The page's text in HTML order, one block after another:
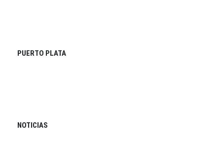
PUERTO PLATA
NOTICIAS